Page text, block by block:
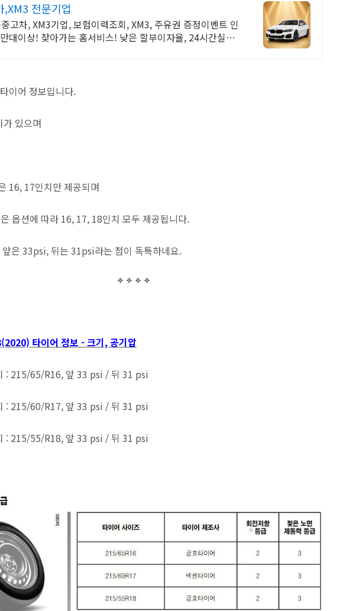
,XM3 전문기업
고차, XM3기업, 보험이력조회, XM3, 주유권 증정이벤트 인
대이상! 찾아가는 홈서비스! 낮은 할부이자율, 24시간실매
이어 정보입니다.
있으며
16, 17인치만 제공되며
옵션에 따라 16, 17, 18인치 모두 제공됩니다.
은 33psi, 뒤는 31psi라는 점이 독특하네요.
타이어 정보 - 크기, 공기압
: 215/65/R16, 앞 33 psi / 뒤 31 psi
: 215/60/R17, 앞 33 psi / 뒤 31 psi
: 215/55/R18, 앞 33 psi / 뒤 31 psi